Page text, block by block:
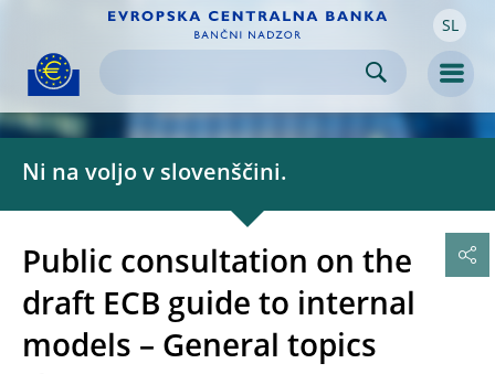
Skip to
content SL
Ni na voljo v slovenščini.
Public consultation on the
draft ECB guide to internal
models – General topics